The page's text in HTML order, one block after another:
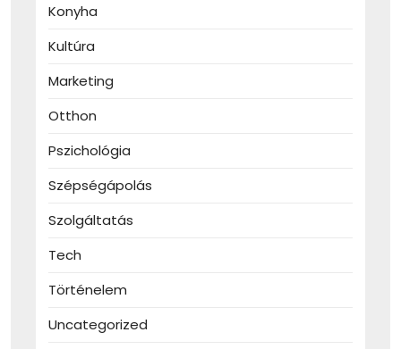
Konyha
Kultúra
Marketing
Otthon
Pszichológia
Szépségápolás
Szolgáltatás
Tech
Történelem
Uncategorized